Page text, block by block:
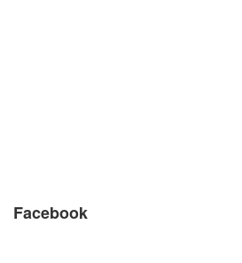
Facebook